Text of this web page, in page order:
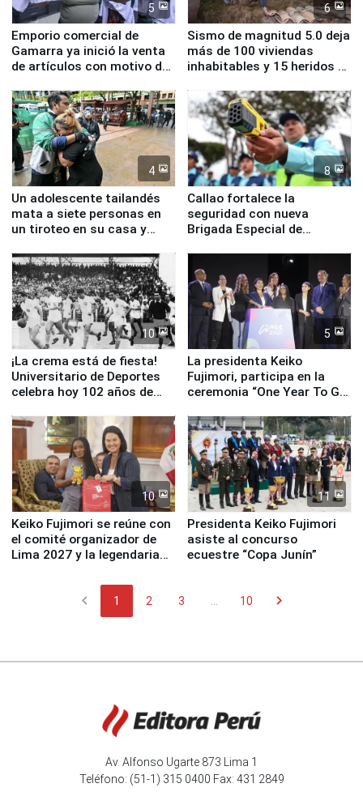
5
Emporio comercial de
Gamarra ya inició la venta
de artículos con motivo de
6
Sismo de magnitud 5.0 deja
más de 100 viviendas
inhabitables y 15 heridos en
4
Un adolescente tailandés
mata a siete personas en
un tiroteo en su casa y
8
Callao fortalece la
seguridad con nueva
Brigada Especial de
equipamiento para
Serenazgo
10
¡La crema está de fiesta!
Universitario de Deportes
celebra hoy 102 años de
5
La presidenta Keiko
Fujimori, participa en la
ceremonia “One Year To Go
10
Keiko Fujimori se reúne con
el comité organizador de
Lima 2027 y la legendaria
11
Presidenta Keiko Fujimori
asiste al concurso
ecuestre “Copa Junín”
chevron_left 1 2 3 10 chevron_right
Av. Alfonso Ugarte 873 Lima 1
Teléfono: (51-1) 315 0400 Fax: 431 2849